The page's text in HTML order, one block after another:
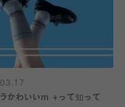
かわいいm +って知って